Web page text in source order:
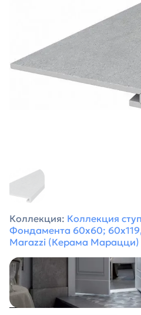
Коллекция: Коллекция
Фондамента 60х60;
Marazzi (Керама Марацци)